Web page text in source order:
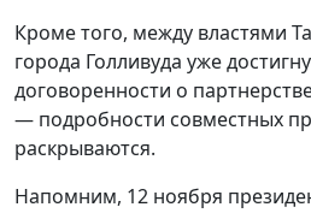
Кроме того, между властями
города Голливуда уже
договоренности о
— подробности совместных
раскрываются.
Напомним, 12 ноября